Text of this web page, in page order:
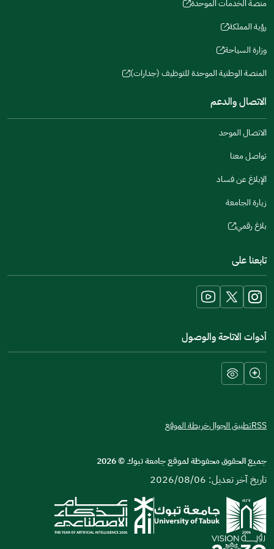
new
window)
new
window)
منصة الخدمات الموحدة
new
window)
رؤية المملكة
(opens
new
وزارة السياحة
(opens
new
window)
المنصة الوطنية الموحدة للتوظيف (جدارات)
window)
الاتصال والدعم
الاتصال الموحد
تواصل معنا
الإبلاغ عن فساد
زيارة الجامعة
بلاغ رقمي
(opens
new
window)
تابعنا على
أدوات الاتاحة والوصول
RSSتطبيق الجوالخريطة الموقع
جميع الحقوق محفوظة لموقع جامعة تبوك©
2026
تاريخ آخر تعديل: 2026/08/06